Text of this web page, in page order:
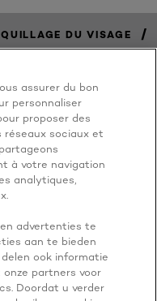
DU VISAGE /
IT
assurer du bon
personnaliser
proposer des
réseaux sociaux et
à votre navigation
analytiques,
advertenties te
aan te bieden
ook informatie
onze partners voor
Doordat u verder